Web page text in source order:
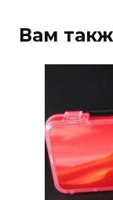
Вам